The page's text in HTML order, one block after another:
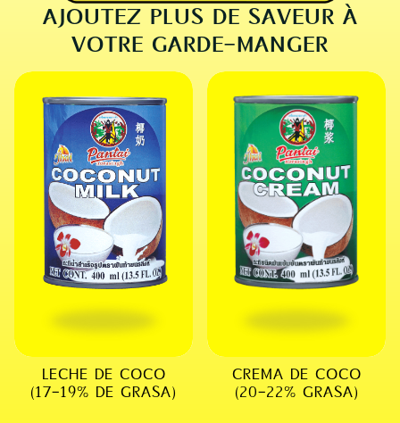
AJOUTEZ PLUS DE SAVEUR À
VOTRE GARDE-MANGER
LECHE DE COCO
(17-19% DE GRASA)
CREMA DE COCO
(20-22% GRASA)